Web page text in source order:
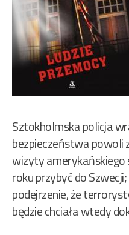
Sztokholmska policja
bezpieczeństwa
wizyty amerykańskiego
roku przybyć do
podejrzenie, że
będzie chciała wtedy